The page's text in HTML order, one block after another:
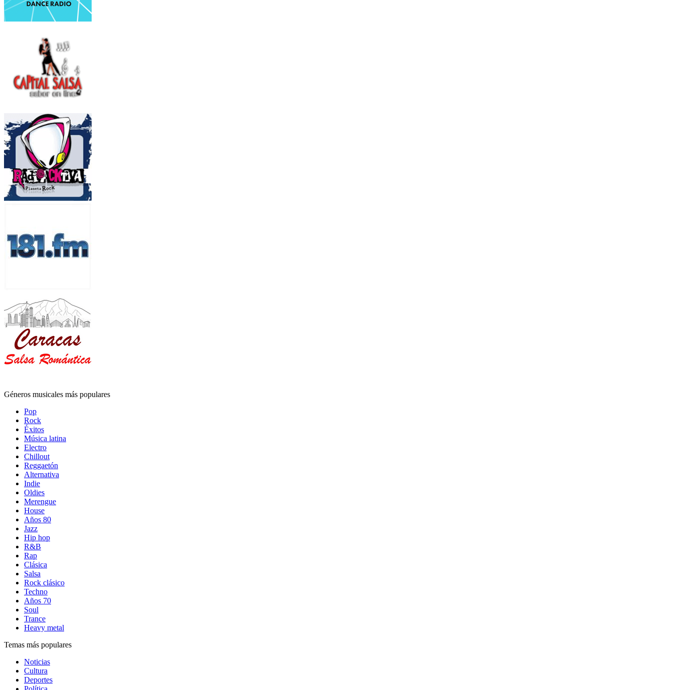
Géneros musicales más populares
Pop
Rock
Éxitos
Música latina
Electro
Chillout
Reggaetón
Alternativa
Indie
Oldies
Merengue
House
Años 80
Jazz
Hip hop
R&B
Rap
Clásica
Salsa
Rock clásico
Techno
Años 70
Soul
Trance
Heavy metal
Temas más populares
Noticias
Cultura
Deportes